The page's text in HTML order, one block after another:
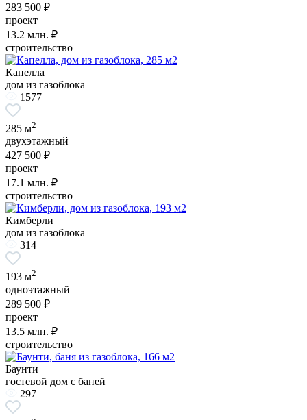
283 500 ₽
проект
13.2 млн. ₽
строительство
Капелла
дом из газоблока
1577
285 м2
двухэтажный
427 500 ₽
проект
17.1 млн. ₽
строительство
Кимберли
дом из газоблока
314
193 м2
одноэтажный
289 500 ₽
проект
13.5 млн. ₽
строительство
Баунти
гостевой дом с баней
297